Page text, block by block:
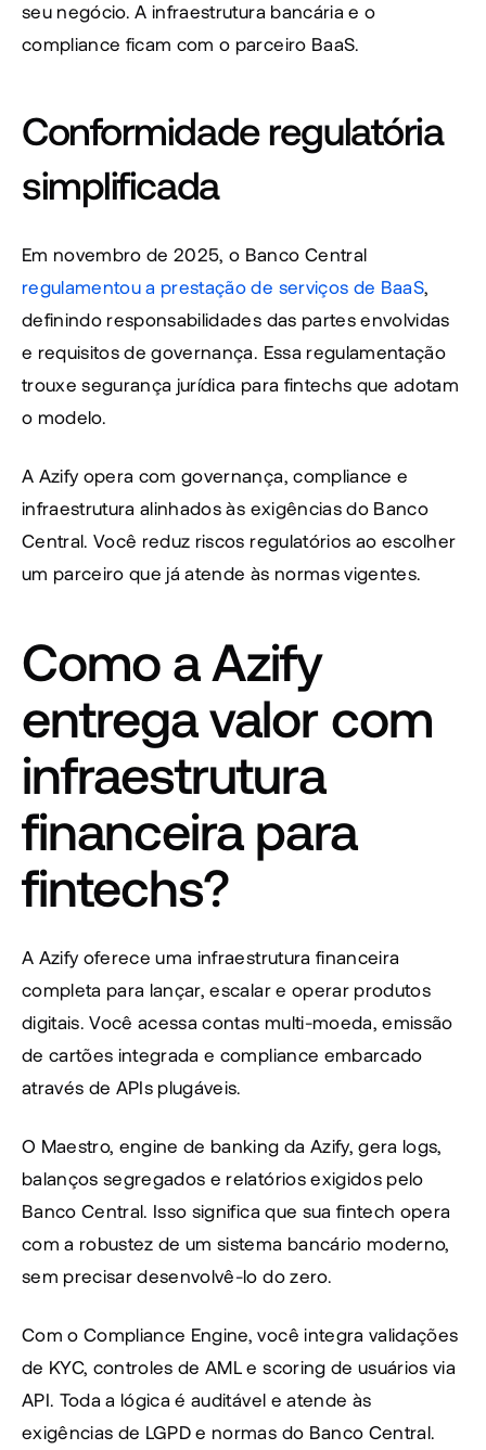
seu negócio. A infraestrutura bancária e o
compliance ficam com o parceiro BaaS.
Conformidade regulatória
simplificada
regulamentou a prestação de serviços de BaaS,
definindo responsabilidades das partes envolvidas
e requisitos de governança. Essa regulamentação
trouxe segurança jurídica para fintechs que adotam
o modelo.
A Azify opera com governança, compliance e
infraestrutura alinhados às exigências do Banco
Central. Você reduz riscos regulatórios ao escolher
um parceiro que já atende às normas vigentes.
Como a Azify
entrega valor com
infraestrutura
financeira para
fintechs?
A Azify oferece uma infraestrutura financeira
completa para lançar, escalar e operar produtos
digitais. Você acessa contas multi-moeda, emissão
de cartões integrada e compliance embarcado
através de APIs plugáveis.
O Maestro, engine de banking da Azify, gera logs,
balanços segregados e relatórios exigidos pelo
Banco Central. Isso significa que sua fintech opera
com a robustez de um sistema bancário moderno,
sem precisar desenvolvê-lo do zero.
Com o Compliance Engine, você integra validações
de KYC, controles de AML e scoring de usuários via
API. Toda a lógica é auditável e atende às
exigências de LGPD e normas do Banco Central.